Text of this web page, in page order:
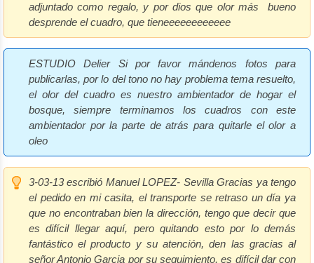
adjuntado como regalo, y por dios que olor más bueno
desprende el cuadro, que tieneeeeeeeeeeee
ESTUDIO Delier Si por favor mándenos fotos para
publicarlas, por lo del tono no hay problema tema resuelto,
el olor del cuadro es nuestro ambientador de hogar el
bosque, siempre terminamos los cuadros con este
ambientador por la parte de atrás para quitarle el olor a
oleo
3-03-13 escribió Manuel LOPEZ- SevillaGracias ya tengo
el pedido en mi casita, el transporte se retraso un día ya
que no encontraban bien la dirección, tengo que decir que
es difícil llegar aquí, pero quitando esto por lo demás
fantástico el producto y su atención, den las gracias al
señor Antonio Garcia por su seguimiento, es difícil dar con